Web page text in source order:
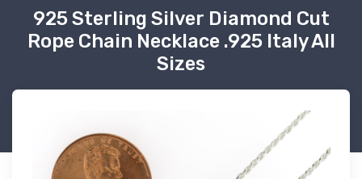
925 Sterling Silver Diamond Cut
Rope Chain Necklace .925 Italy All
Sizes